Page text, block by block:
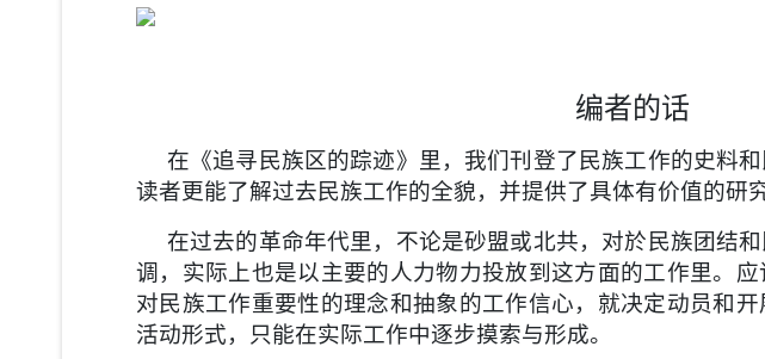
编者的话
在《追寻民族区的踪迹》里，我们刊登了民族工作的史料
读者更能了解过去民族工作的全貌，并提供了具体有价值的研
在过去的革命年代里，不论是砂盟或北共，对於民族团结和
调，实际上也是以主要的人力物力投放到这方面的工作里。
对民族工作重要性的理念和抽象的工作信心，就决定动员和开
活动形式，只能在实际工作中逐步摸索与形成。